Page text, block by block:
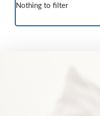
Nothing to filter